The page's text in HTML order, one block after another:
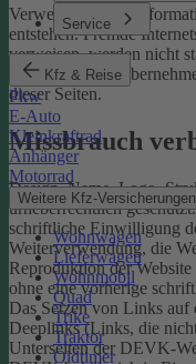
Service
Kfz & Reise
Pkw
E-Auto
Kleinkraftrad
Anhänger
Motorrad
Weitere Kfz-Versicherungen
Wohnwagen
Lieferwagen
Wohnmobil
Quad
Trike
Traktor
Oldtimer
Verwendung von
entstehen. Fremde
verweisen, werden nicht
Versicherungen
dieser Seiten.
Missbrauch
Design, Name, Logo,
urheberrechtlich
schriftliche Einwilligung
Weiterverwendung, die
Reproduktion der
ohne eine vorherige
Das Setzen von Links auf
Deeplinks (Links, die
Unterseiten der DEVK-